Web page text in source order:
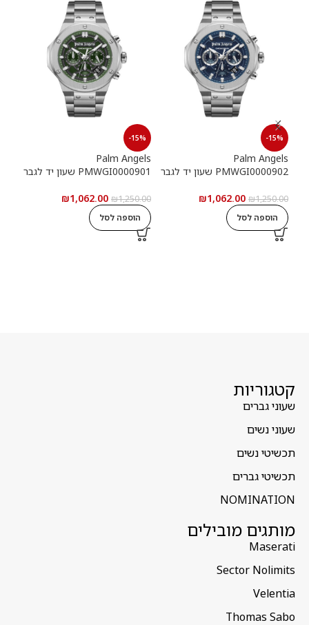
-15%
Palm Angels
PMWGI0000902 שעון יד לגבר
₪1,250.00
₪1,062.00
הוספה לסל
-15%
Palm Angels
PMWGI0000901 שעון יד לגבר
₪1,250.00
₪1,062.00
הוספה לסל
קטגוריות
שעוני גברים
שעוני נשים
תכשיטי נשים
תכשיטי גברים
NOMINATION
מותגים מובילים
Maserati
Sector Nolimits
Velentia
Thomas Sabo